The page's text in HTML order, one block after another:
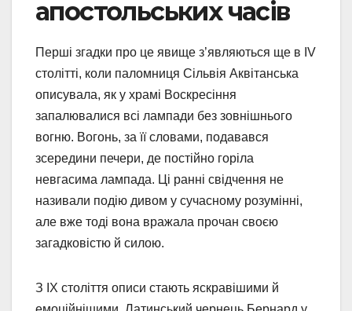
апостольських часів
Перші згадки про це явище з’являються ще в IV
столітті, коли паломниця Сільвія Аквітанська
описувала, як у храмі Воскресіння
запалювалися всі лампади без зовнішнього
вогню. Вогонь, за її словами, подавався
зсередини печери, де постійно горіла
невгасима лампада. Ці ранні свідчення не
називали подію дивом у сучасному розумінні,
але вже тоді вона вражала прочан своєю
загадковістю й силою.
З IX століття описи стають яскравішими й